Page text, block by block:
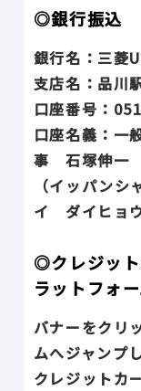
◎銀行振込
銀行名：三菱
支店名：品川
口座番号：
口座名義：一
事 石塚伸一
（イッパン
イ ダイヒョ
◎クレジッ
ラットフォ
バナーをクリ
ムへジャンプ
クレジットカ